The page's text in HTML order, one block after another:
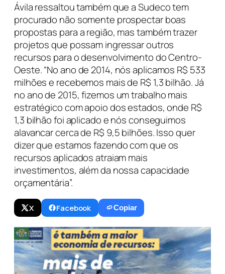
X Facebook Copiar
Ávila ressaltou também que a Sudeco tem
procurado não somente prospectar boas
propostas para a região, mas também trazer
projetos que possam ingressar outros
recursos para o desenvolvimento do Centro-
Oeste. “No ano de 2014, nós aplicamos R$ 533
milhões e recebemos mais de R$ 1,3 bilhão. Já
no ano de 2015, fizemos um trabalho mais
estratégico com apoio dos estados, onde R$
1,3 bilhão foi aplicado e nós conseguimos
alavancar cerca de R$ 9,5 bilhões. Isso quer
dizer que estamos fazendo com que os
recursos aplicados atraiam mais
investimentos, além da nossa capacidade
orçamentária”.